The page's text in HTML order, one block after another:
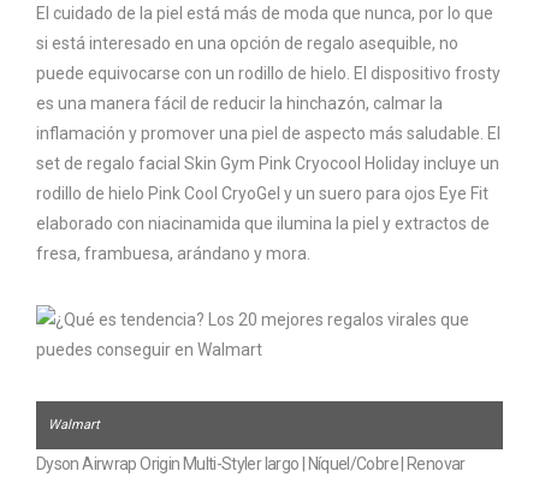
El cuidado de la piel está más de moda que nunca, por lo que
si está interesado en una opción de regalo asequible, no
puede equivocarse con un rodillo de hielo. El dispositivo frosty
es una manera fácil de reducir la hinchazón, calmar la
inflamación y promover una piel de aspecto más saludable. El
set de regalo facial Skin Gym Pink Cryocool Holiday incluye un
rodillo de hielo Pink Cool CryoGel y un suero para ojos Eye Fit
elaborado con niacinamida que ilumina la piel y extractos de
fresa, frambuesa, arándano y mora.
Walmart
Dyson Airwrap Origin Multi-Styler largo | Níquel/Cobre | Renovar